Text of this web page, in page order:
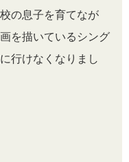
の息子を育てなが
を描いているシング
行けなくなりまし